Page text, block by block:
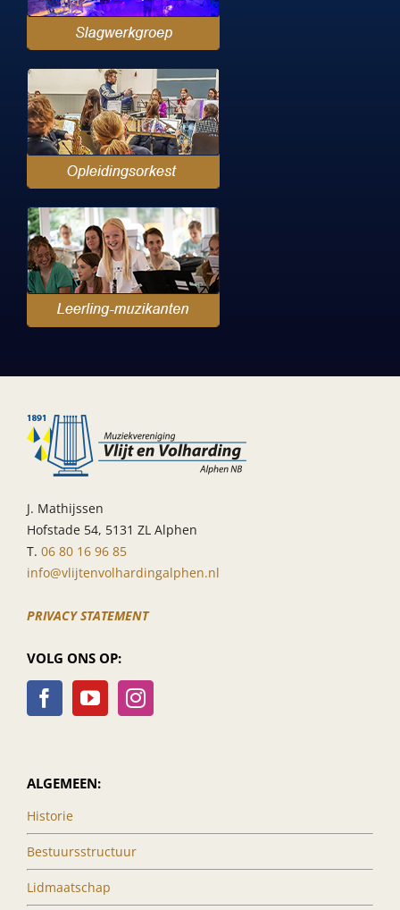
J. Mathijssen
Hofstade 54, 5131 ZL Alphen
T. 06 80 16 96 85
info@vlijtenvolhardingalphen.nl
PRIVACY STATEMENT
VOLG ONS OP:
ALGEMEEN:
Historie
Bestuursstructuur
Lidmaatschap